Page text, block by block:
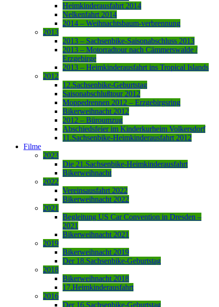
Heimkinderausfahrt 2014
Nelkenfahrt 2014
2014 – Weihnachtsbaum-verbrennung
2013
2013 – Sachsenbike-Saisonabschluss 2013
2013 – Motorradtour nach Cämmerswalde /
Erzgebirge
2013 – Heimkinderausfahrt ins Tropical Islands
2012
12.Sachsenbike-Geburtstag
Saisonabschlußtour 2012
Moppedrennen 2012 – Erzgebirgsring
Bikerweihnacht 2012
2012 – Büroumzug
Abschiedsfeier im Kinderkurheim Volkersdorf
11.Sachsenbike-Heimkinderausfahrt 2012
Filme
2023
Die 21.Sachsenbike-Heimkinderausfahrt
Bikerweihnacht
2022
Vereinsausfahrt 2022
Bikerweihnacht 2022
2021
Begleitung US Car Convention in Dresden –
2021
Bikerweihnacht 2021
2019
Bikerweihnacht 2019
Der 18.Sachsenbike-Geburtstag
2018
Bikerweihnacht 2018
17.Heimkinderausfahrt
2016
Der 16.Sachsenbike-Geburtstag